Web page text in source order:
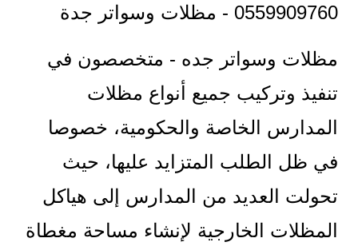
0559909760 - مظلات وسواتر جدة
مظلات وسواتر جده - متخصصون في
تنفيذ وتركيب جميع أنواع مظلات
المدارس الخاصة والحكومية، خصوصا
في ظل الطلب المتزايد عليها، حيث
تحولت العديد من المدارس إلى هياكل
المظلات الخارجية لإنشاء مساحة مغطاة